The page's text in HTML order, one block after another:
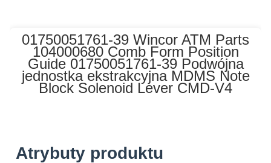
01750051761-39 Wincor ATM Parts
104000680 Comb Form Position
Guide 01750051761-39 Podwójna
jednostka ekstrakcyjna MDMS Note
Block Solenoid Lever CMD-V4
Atrybuty produktu